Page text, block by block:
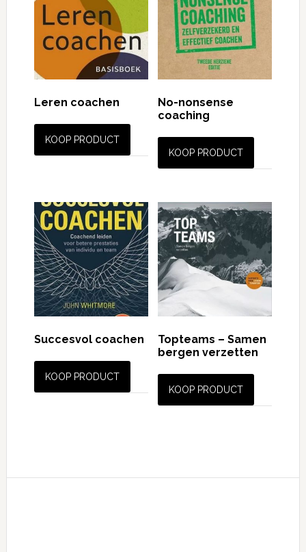
Leren coachen
KOOP PRODUCT
No-nonsense
coaching
KOOP PRODUCT
Succesvol coachen
KOOP PRODUCT
Topteams – Samen
bergen verzetten
KOOP PRODUCT